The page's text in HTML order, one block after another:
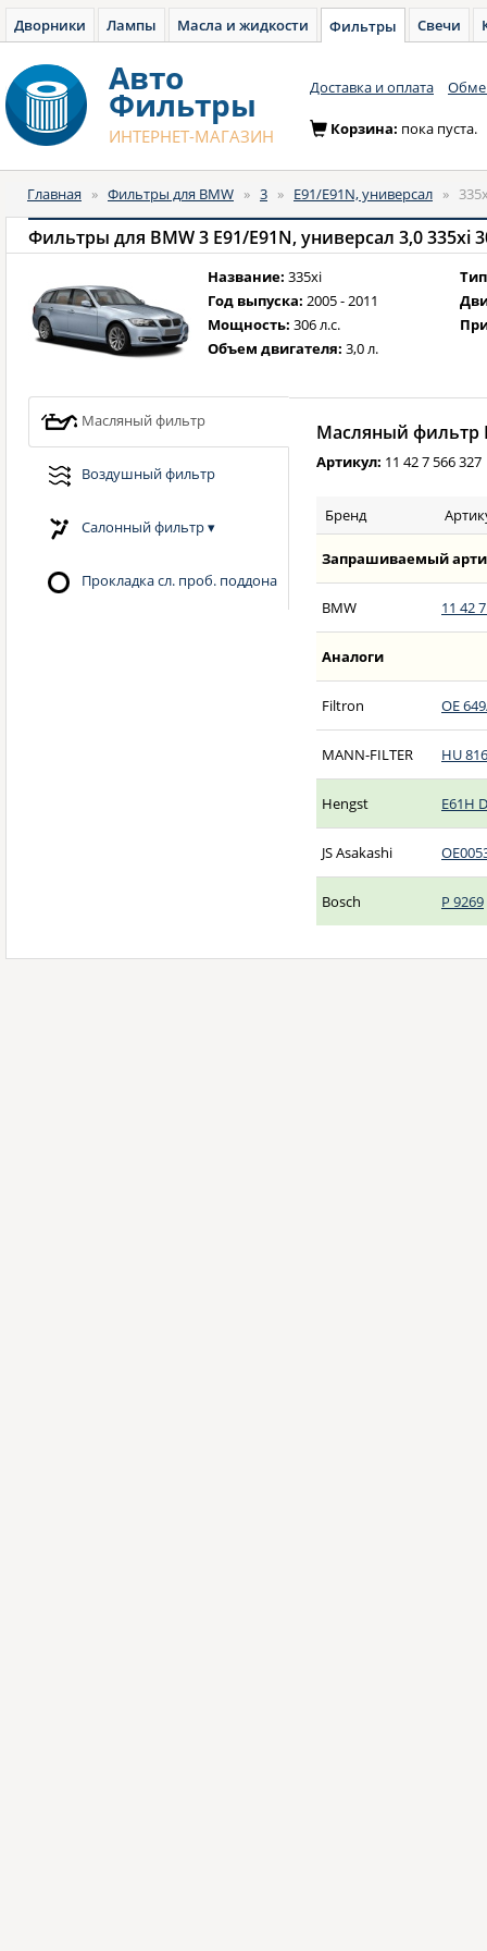
Дворники Лампы Масла и жидкости Фильтры Свечи
Авто
Фильтры
ИНТЕРНЕТ-МАГАЗИН
Доставка и оплата
Корзина: пока пуста.
Главная » Фильтры для BMW » 3 » E91/E91N, универсал »
Фильтры для BMW 3 E91/E91N, универсал 3,0 335xi
Название: 335xi
Год выпуска: 2005 - 2011
Мощность: 306 л.с.
Объем двигателя: 3,0 л.
Масляный фильтр
Воздушный фильтр
Салонный фильтр▾
Прокладка сл. проб. поддона
Масляный фильтр
Артикул: 11 42 7 566 327
Бренд
Запрашиваемый
BMW 11 42
Аналоги
Filtron OE
MANN-FILTER HU
Hengst E61H
JS Asakashi
Bosch P 9269